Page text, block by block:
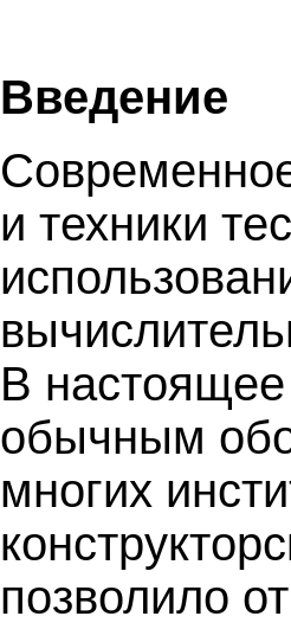
Введение
и техники
В
обычным
многих
позволило